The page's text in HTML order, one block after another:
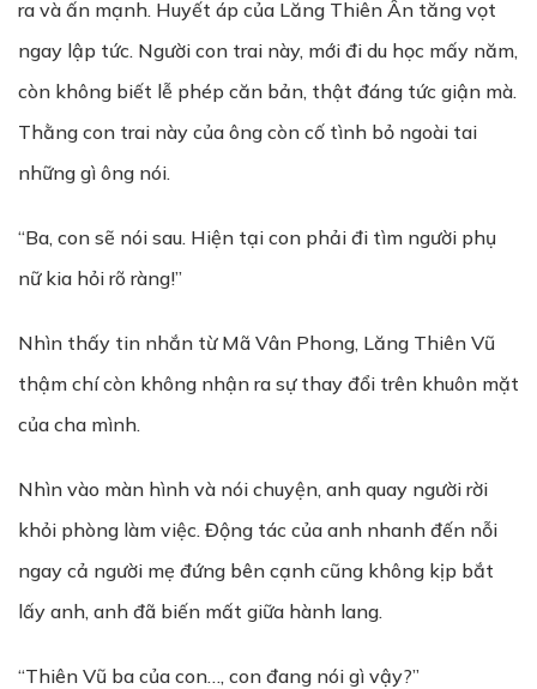
ra và ấn mạnh. Huyết áp của Lăng Thiên Ân tăng vọt
ngay lập tức. Người con trai này, mới đi du học mấy năm,
còn không biết lễ phép căn bản, thật đáng tức giận mà.
Thằng con trai này của ông còn cố tình bỏ ngoài tai
những gì ông nói.
“Ba, con sẽ nói sau. Hiện tại con phải đi tìm người phụ
nữ kia hỏi rõ ràng!”
Nhìn thấy tin nhắn từ Mã Vân Phong, Lăng Thiên Vũ
thậm chí còn không nhận ra sự thay đổi trên khuôn mặt
của cha mình.
Nhìn vào màn hình và nói chuyện, anh quay người rời
khỏi phòng làm việc. Động tác của anh nhanh đến nỗi
ngay cả người mẹ đứng bên cạnh cũng không kịp bắt
lấy anh, anh đã biến mất giữa hành lang.
“Thiên Vũ ba của con…, con đang nói gì vậy?”